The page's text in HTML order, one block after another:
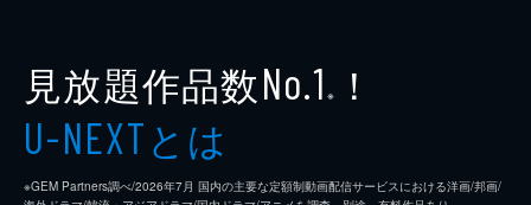
見放題作品数No.1 ※ ！
U-NEXTとは
※GEM Partners調べ/2026年7⽉ 国内の主要な定額制動画配信サービスにおける洋画/邦画/